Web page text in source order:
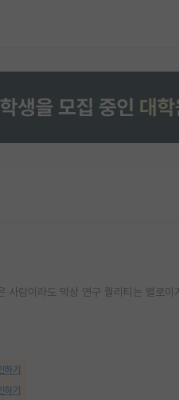
사람이라도 막상 연구 퀄리티는 별로
하기
하기